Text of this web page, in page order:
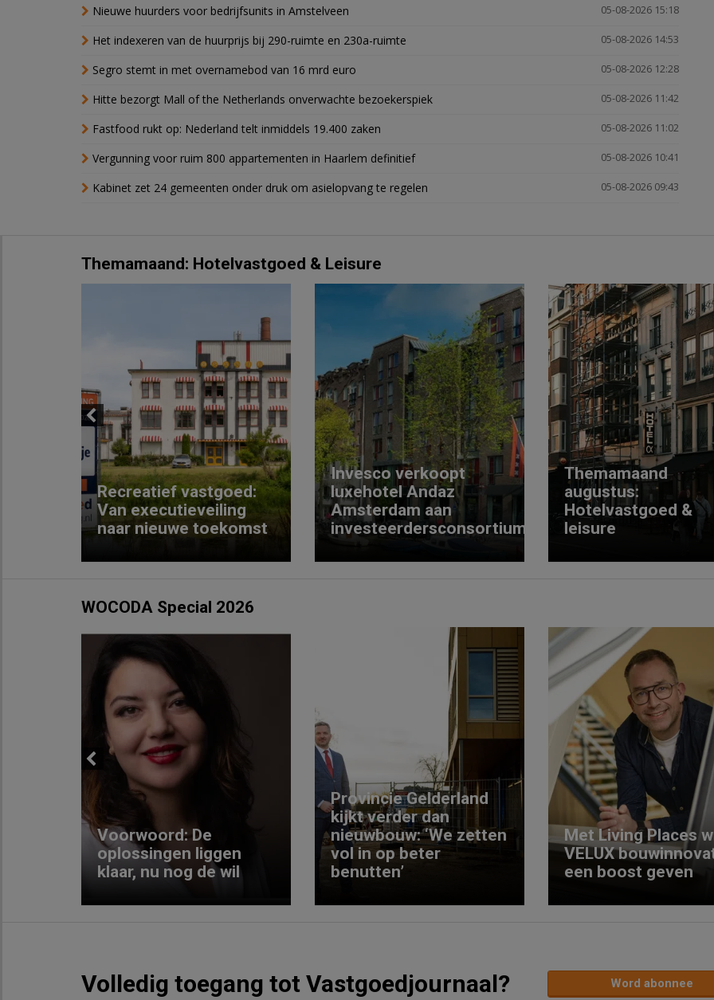
05-08-2026 15:18
Nieuwe huurders voor bedrijfsunits in Amstelveen
05-08-2026 14:53
Het indexeren van de huurprijs bij 290-ruimte en 230a-ruimte
05-08-2026 12:28
Segro stemt in met overnamebod van 16 mrd euro
05-08-2026 11:42
Hitte bezorgt Mall of the Netherlands onverwachte bezoekerspiek
05-08-2026 11:02
Fastfood rukt op: Nederland telt inmiddels 19.400 zaken
05-08-2026 10:41
Vergunning voor ruim 800 appartementen in Haarlem definitief
05-08-2026 09:43
Kabinet zet 24 gemeenten onder druk om asielopvang te regelen
Themamaand: Hotelvastgoed & Leisure
Previous
Recreatief vastgoed:
Van executieveiling
naar nieuwe toekomst
Invesco verkoopt
luxehotel Andaz
Amsterdam aan
investeerdersconsortium
Themamaand
augustus:
Hotelvastgoed &
leisure
WOCODA Special 2026
Previous
Voorwoord: De
oplossingen liggen
klaar, nu nog de wil
Provincie Gelderland
kijkt verder dan
nieuwbouw: ‘We zetten
vol in op beter
benutten’
Met Living Places
VELUX
een boost geven
Volledig toegang tot Vastgoedjournaal? Word abonnee